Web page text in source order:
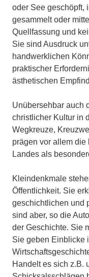
oder See geschöpft,
gesammelt oder
Quellfassung und
Sie sind Ausdruck
handwerklichen
praktischer
ästhetischen
Unübersehbar auch
christlicher Kultur in
Wegkreuze,
prägen vor allem
Landes als
Kleindenkmale
Öffentlichkeit. Sie
geschichtlichen und
sind aber, so die
der Geschichte. Sie
Sie geben Einblicke
Handelt es sich z.B.